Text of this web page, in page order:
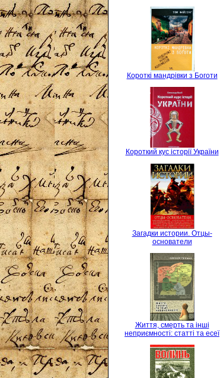
Короткі мандрівки з Боготи
Короткий кус історії України
Загадки истории. Отцы-
основатели
Життя, смерть та інші
неприємності: статті та есеї